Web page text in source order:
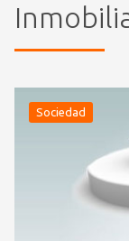
Sociedad